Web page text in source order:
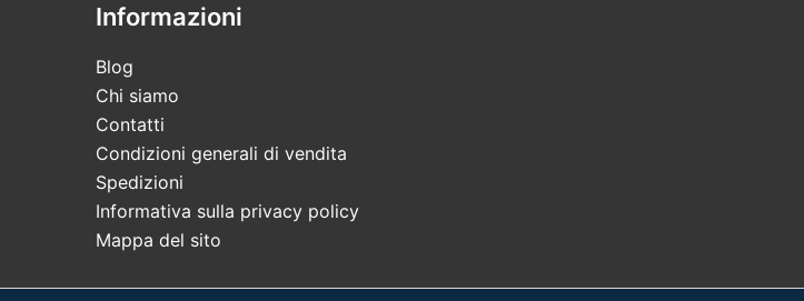
Informazioni
Blog
Chi siamo
Contatti
Condizioni generali di vendita
Spedizioni
Informativa sulla privacy policy
Mappa del sito